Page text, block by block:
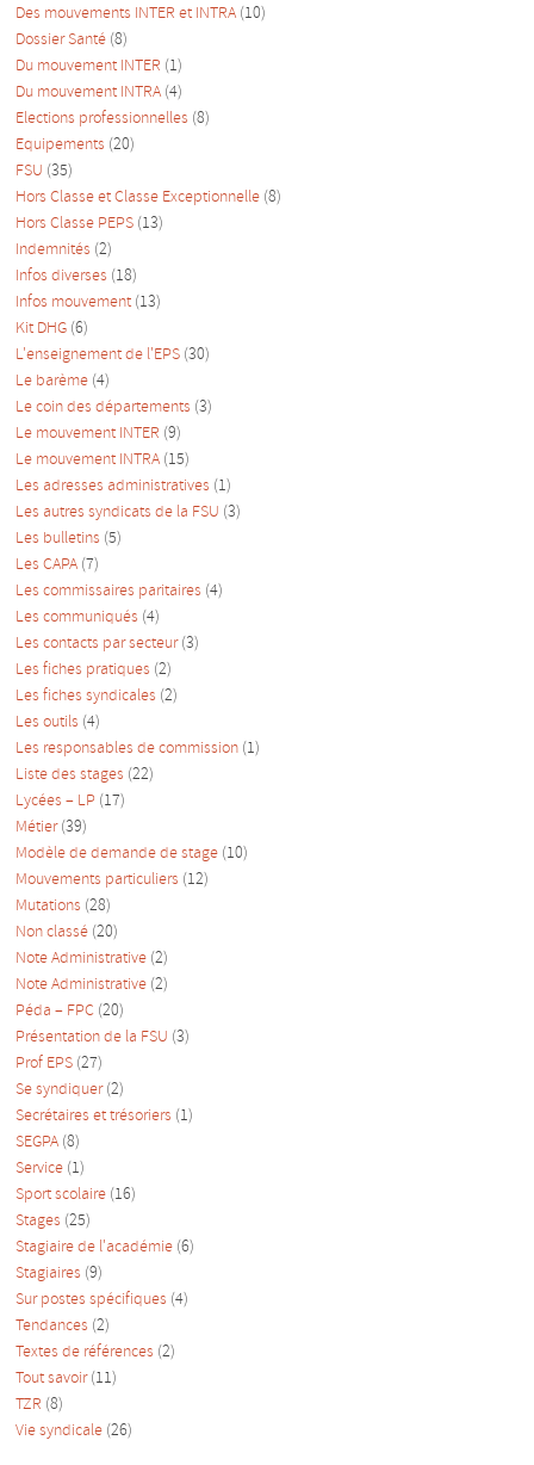
Des mouvements INTER et INTRA (10)
Dossier Santé (8)
Du mouvement INTER (1)
Du mouvement INTRA (4)
Elections professionnelles (8)
Equipements (20)
FSU (35)
Hors Classe et Classe Exceptionnelle (8)
Hors Classe PEPS (13)
Indemnités (2)
Infos diverses (18)
Infos mouvement (13)
Kit DHG (6)
L'enseignement de l'EPS (30)
Le barème (4)
Le coin des départements (3)
Le mouvement INTER (9)
Le mouvement INTRA (15)
Les adresses administratives (1)
Les autres syndicats de la FSU (3)
Les bulletins (5)
Les CAPA (7)
Les commissaires paritaires (4)
Les communiqués (4)
Les contacts par secteur(3)
Les fiches pratiques (2)
Les fiches syndicales (2)
Les outils (4)
Les responsables de commission (1)
Liste des stages (22)
Lycées – LP (17)
Métier(39)
Modèle de demande de stage (10)
Mouvements particuliers (12)
Mutations (28)
Non classé (20)
Note Administrative (2)
Note Administrative (2)
Péda – FPC (20)
Présentation de la FSU (3)
Prof EPS (27)
Se syndiquer(2)
Secrétaires et trésoriers (1)
SEGPA (8)
Service (1)
Sport scolaire (16)
Stages (25)
Stagiaire de l'académie (6)
Stagiaires (9)
Sur postes spécifiques (4)
Tendances (2)
Textes de références (2)
Tout savoir(11)
TZR (8)
Vie syndicale (26)